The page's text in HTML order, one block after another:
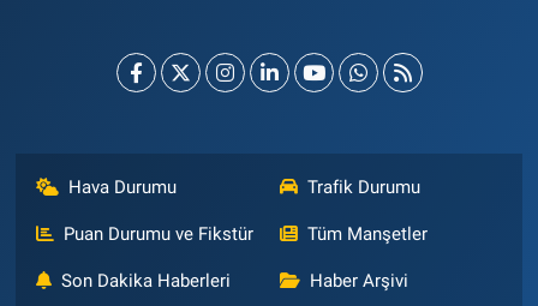
Hava Durumu Trafik Durumu
Puan Durumu ve Fikstür Tüm Manşetler
Son Dakika Haberleri Haber Arşivi